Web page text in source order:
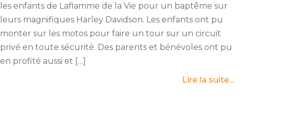
les enfants de Laflamme de la Vie pour un baptême sur
leurs magnifiques Harley Davidson. Les enfants ont pu
monter sur les motos pour faire un tour sur un circuit
privé en toute sécurité. Des parents et bénévoles ont pu
en profité aussi et […]
Lire la suite...